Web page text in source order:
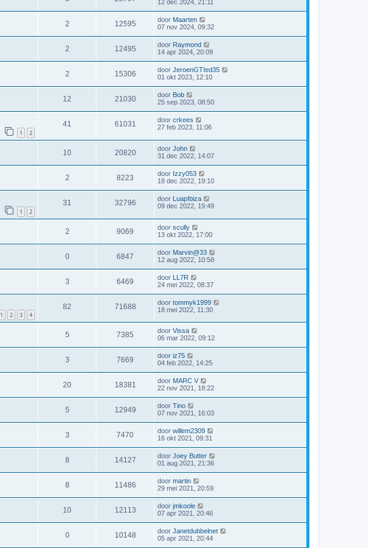
12 dec 2024, 21:11
2 12595 door Maarten
07 nov 2024, 09:32
2 12495 door Raymond
14 apr 2024, 20:09
2 15306 door JeroenGTIed35
01 okt 2023, 12:10
12 21030 door Bob
25 sep 2023, 08:50
1 2
41 61031 door crkees
27 feb 2023, 11:06
10 20820 door John
31 dec 2022, 14:07
2 8223 door Izzy053
18 dec 2022, 19:10
1 2
31 32796 door LuapIbiza
09 dec 2022, 19:49
2 9069 door scully
13 okt 2022, 17:00
0 6847 door Marvin@33
12 aug 2022, 10:58
3 6469 door LL7R
24 mei 2022, 08:37
1 2 3 4
82 71688 door tommyk1999
18 mei 2022, 11:30
5 7385 door Vissa
06 mar 2022, 09:12
3 7669 door iz75
04 feb 2022, 14:25
20 18381 door MARC V
22 nov 2021, 18:22
5 12949 door Tino
07 nov 2021, 16:03
3 7470 door willem2309
16 okt 2021, 09:31
8 14127 door Joey Butter
01 aug 2021, 21:36
8 11486 door martin
29 mei 2021, 20:59
10 12113 door jmkoole
07 apr 2021, 20:46
0 10148 door Janetdubbelnet
05 apr 2021, 20:44